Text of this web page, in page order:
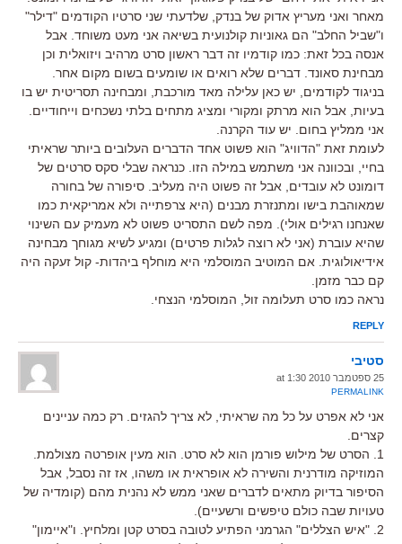
מאחר ואני מעריץ אדוק של בנדק, שלדעתי שני סרטיו הקודמים "דילר"
ו"שביל החלב" הם גאוניות קולנועית בשיאה אני מעט משוחד. אבל
אנסה בכל זאת: כמו קודמיו זה דבר ראשון סרט מרהיב ויזואלית וכן
מבחינת סאונד. דברים שלא רואים או שומעים בשום מקום אחר.
בניגוד לקודמים, יש כאן עלילה מאד מורכבת, ומבחינה תסריטית יש בו
בעיות, אבל הוא מרתק ומקורי ומציג מתחים בלתי נשכחים וייחודיים.
אני ממליץ בחום. יש עוד הקרנה.
לעומת זאת "הדוויג" הוא פשוט אחד הדברים העלובים ביותר שראיתי
בחיי, ובכוונה אני משתמש במילה הזו. כנראה שבלי סקס סרטים של
דומונט לא עובדים, אבל זה פשוט היה מעליב. סיפורה של בחורה
שמאוהבת בישו ומתנזרת מבנים (היא צרפתייה ולא אמריקאית כמו
שאנחנו רגילים אולי). מפה לשם התסריט פשוט לא מעמיק עם השינוי
שהיא עוברת (אני לא רוצה לגלות פרטים) ומגיע לשיא מגוחך מבחינה
אידיאולוגית. אם המוטיב המוסלמי היא מוחלף ביהדות- קול זעקה היה
קם כבר מזמן.
נראה כמו סרט תעלומה זול, המוסלמי הנצחי.
REPLY
סטיבי
25 ספטמבר 2010 at 1:30
PERMALINK
אני לא אפרט על כל מה שראיתי, לא צריך להגזים. רק כמה עניינים
קצרים.
1. הסרט של מילוש פורמן הוא לא סרט. הוא מעין אופרטה מצולמת.
המוזיקה מודרנית והשירה לא אופראית או משהו, אז זה נסבל, אבל
הסיפור בדיוק מתאים לדברים שאני ממש לא נהנית מהם (קומדיה של
טעויות שבה כולם טיפשים ורשעיים).
2. "איש הצללים" הגרמני הפתיע לטובה בסרט קטן ומלחיץ. ו"איימון"